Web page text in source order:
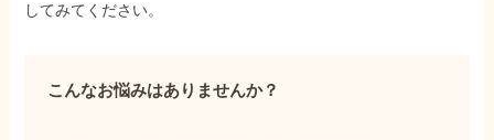
してみてください。
こんなお悩みはありませんか？